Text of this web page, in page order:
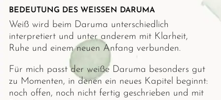
BEDEUTUNG DES WEISSEN DARUMA
Weiß wird beim Daruma unterschiedlich
interpretiert und unter anderem mit Klarheit,
Ruhe und einem neuen Anfang verbunden.
Für mich passt der weiße Daruma besonders gut
zu Momenten, in denen ein neues Kapitel beginnt:
noch offen, noch nicht fertig geschrieben und mit